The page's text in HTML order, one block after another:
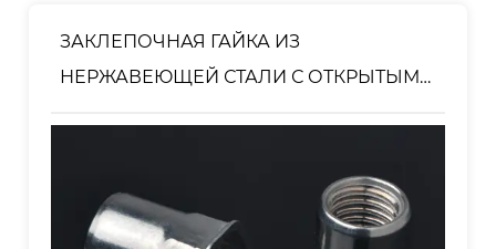
ЗАКЛЕПОЧНАЯ ГАЙКА ИЗ
НЕРЖАВЕЮЩЕЙ СТАЛИ С ОТКРЫТЫМ